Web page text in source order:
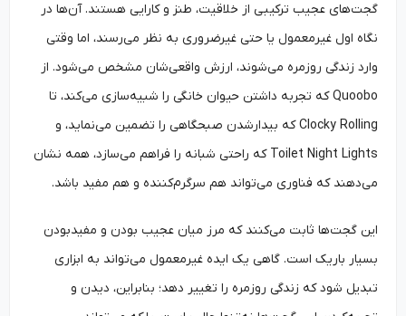
گجت‌های عجیب ترکیبی از خلاقیت، طنز و کارایی هستند. آن‌ها در
نگاه اول غیرمعمول یا حتی غیرضروری به نظر می‌رسند، اما وقتی
وارد زندگی روزمره می‌شوند، ارزش واقعی‌شان مشخص می‌شود. از
Quoobo که تجربه داشتن حیوان خانگی را شبیه‌سازی می‌کند، تا
Clocky Rolling که بیدارشدن صبحگاهی را تضمین می‌نماید، و
Toilet Night Lights که راحتی شبانه را فراهم می‌سازد، همه نشان
می‌دهند که فناوری می‌تواند هم سرگرم‌کننده و هم مفید باشد.
این گجت‌ها ثابت می‌کنند که مرز میان عجیب بودن و مفیدبودن
بسیار باریک است. گاهی یک ایده غیرمعمول می‌تواند به ابزاری
تبدیل شود که زندگی روزمره را تغییر دهد؛ بنابراین، دیدن و